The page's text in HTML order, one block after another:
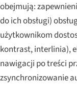
obejmują:
do ich obsługi)
użytkownikom
kontrast, interlinia),
nawigacji po treści
zsynchronizowanie